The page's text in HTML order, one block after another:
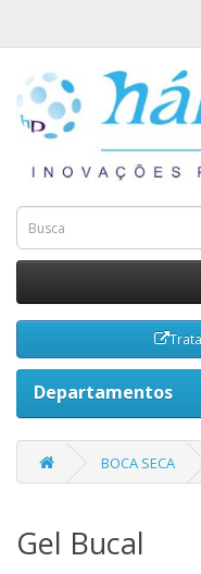
Departamentos
BOCA SECA
Gel Bucal